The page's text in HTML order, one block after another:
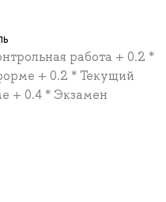
работа + 0.2 *
+ 0.2 * Текущий
+ 0.4 * Экзамен